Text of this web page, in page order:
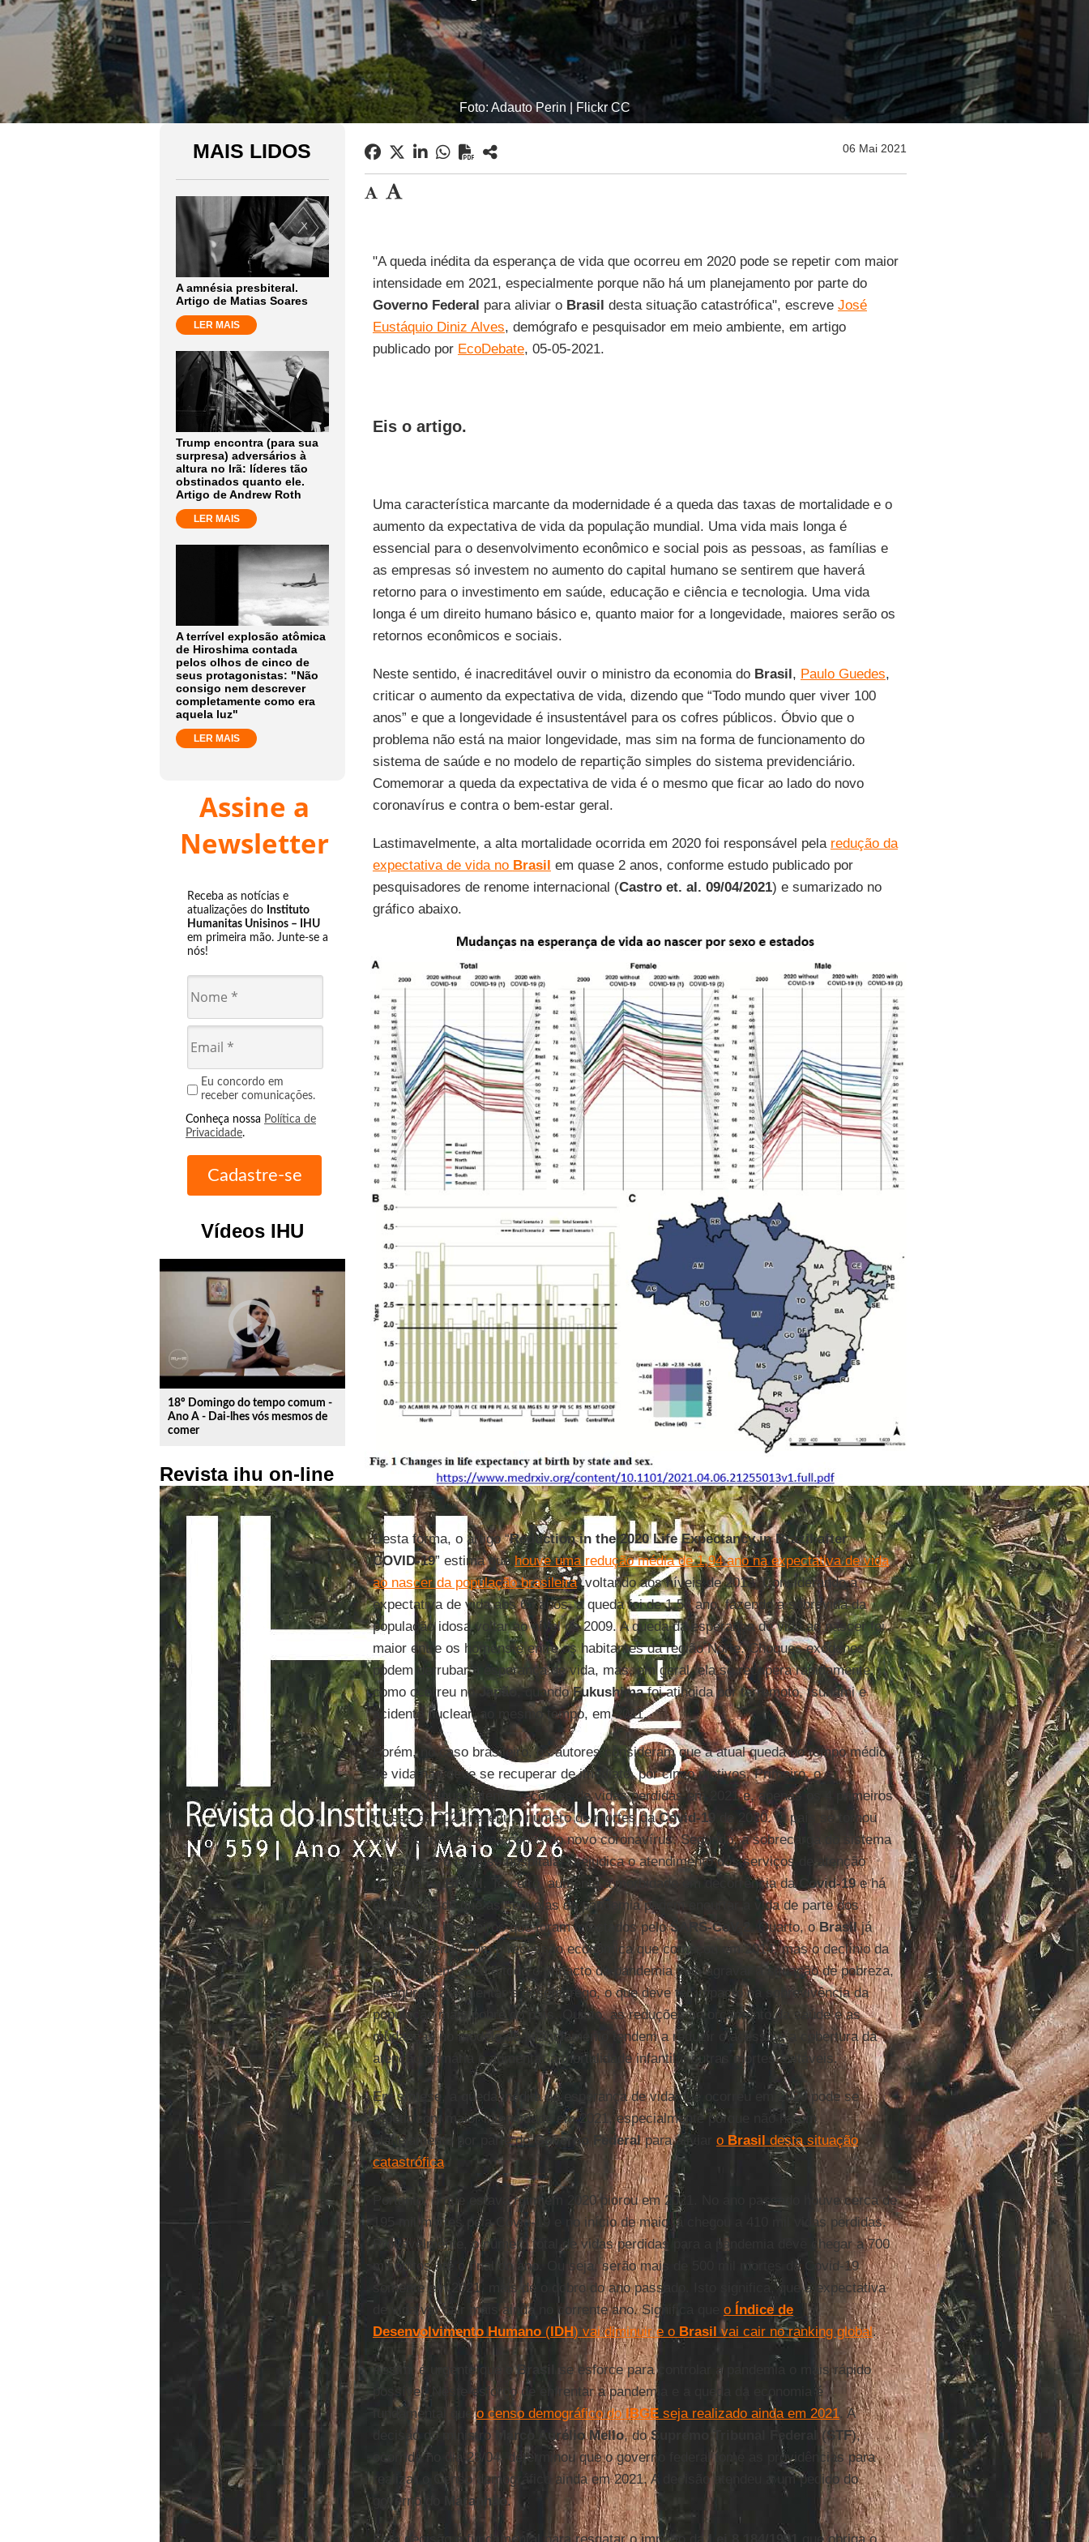
Foto: Adauto Perin | Flickr CC
MAIS LIDOS
A amnésia presbiteral.
Artigo de Matias Soares
LER MAIS
Trump encontra (para sua
surpresa) adversários à
altura no Irã: líderes tão
obstinados quanto ele.
Artigo de Andrew Roth
LER MAIS
A terrível explosão atômica
de Hiroshima contada
pelos olhos de cinco de
seus protagonistas: "Não
consigo nem descrever
completamente como era
aquela luz"
LER MAIS
Assine a
Newsletter
Receba as notícias e
atualizações do Instituto
Humanitas Unisinos – IHU
em primeira mão. Junte-se a
nós!
Eu concordo em
receber comunicações.
Conheça nossa Política de
Privacidade.
Vídeos IHU
play_circle_outline
18º Domingo do tempo comum -
Ano A - Dai-lhes vós mesmos de
comer
Revista ihu on-line
06 Mai 2021
"A queda inédita da esperança de vida que ocorreu em 2020 pode se repetir com maior
intensidade em 2021, especialmente porque não há um planejamento por parte do
Governo Federal para aliviar oBrasil desta situação catastrófica", escreve José
Eustáquio Diniz Alves, demógrafo e pesquisador em meio ambiente, em artigo
publicado por EcoDebate, 05-05-2021.
Eis o artigo.
Uma característica marcante da modernidade é a queda das taxas de mortalidade e o
aumento da expectativa de vida da população mundial. Uma vida mais longa é
essencial para o desenvolvimento econômico e social pois as pessoas, as famílias e
as empresas só investem no aumento do capital humano se sentirem que haverá
retorno para o investimento em saúde, educação e ciência e tecnologia. Uma vida
longa é um direito humano básico e, quanto maior for a longevidade, maiores serão os
retornos econômicos e sociais.
Neste sentido, é inacreditável ouvir o ministro da economia do Brasil, Paulo Guedes,
criticar o aumento da expectativa de vida, dizendo que “Todo mundo quer viver 100
anos” e que a longevidade é insustentável para os cofres públicos. Óbvio que o
problema não está na maior longevidade, mas sim na forma de funcionamento do
sistema de saúde e no modelo de repartição simples do sistema previdenciário.
Comemorar a queda da expectativa de vida é o mesmo que ficar ao lado do novo
coronavírus e contra o bem-estar geral.
Lastimavelmente, a alta mortalidade ocorrida em 2020 foi responsável pela redução da
expectativa de vida no Brasil em quase 2 anos, conforme estudo publicado por
pesquisadores de renome internacional (Castro et. al. 09/04/2021) e sumarizado no
gráfico abaixo.
Desta forma, o artigo “Reduction in the 2020 Life Expectancy in Brazil after
COVID-19” estima que houve uma redução média de 1,94 ano na expectativa de vida
ao nascer da população brasileira, voltando aos níveis de 2013. Considerando a
expectativa de vida aos 65 anos, a queda foi de 1,58 ano, fazendo a sobrevida da
população idosa voltar ao nível de 2009. A queda da esperança de vida ao nascer foi
maior entre os homens e entre os habitantes da região Norte. Choques exógenos
podem derrubar a esperança de vida, mas, em geral, ela se recupera rapidamente,
como ocorreu no
Japão , quandoFukushimafoi atingida por terremoto, tsunami e
acidente nuclear, ao mesmo tempo, em 2011.
Porém, no caso brasileiro, os autores consideram que a atual queda no tempo médio
de vida não deve se recuperar de imediato, por cinco motivos. Primeiro, o
Brasil continua batendo recordes de vidas perdidas em 2021 e, apenas os 4 primeiros
meses de 2021 repetiu o número de mortes daCovid-19
de 2020. O país se tornou
um berçário de novas cepas do novo coronavírus. Segundo, a sobrecarga do sistema
de saúde e o colapso hospitalar prejudica o atendimento dos serviços de atenção
primária no Brasil . Terceiro, aumenta a morbidade em decorrência da Covid-19e há
evidências de que as sequelas da pandemia podem encurtar a vida de parte dos
milhões de brasileiros que foram infectados peloSARS-CoV-2 . Quarto, oBrasiljá
vinha sofrendo com a recessão econômica que começou em 2014, mas o declínio da
economia em 2020 e todo o impacto da pandemia veio agravar a situação de pobreza,
insegurança alimentar e desemprego, o que deve ter impacto na sobrevivência da
população mais pobre do país. Quinto, as reduções no orçamento da saúde e as
mudanças no modelo de financiamento tendem a reduzir o acesso e a cobertura da
atenção primária e aumentar a mortalidade infantil e outras mortes evitáveis.
Em síntese, a queda inédita da esperança de vida que ocorreu em 2020 pode se
repetir com maior intensidade em 2021, especialmente porque não há um
planejamento por parte doGoverno Federalpara aliviar o Brasil desta situação
catastrófica.
Portanto, o que estava ruim em 2020 piorou em 2021. No ano passado houve cerca de
195 mil mortes pela Covid-19 e no início de maio já chegou a 410 mil vidas perdidas.
Provavelmente, o número total de vidas perdidas para a pandemia deve chegar a 700
mil óbitos até o final do ano. Ou seja, serão mais de 500 mil mortes da Covid-19
somente em 2021, mais de o dobro do ano passado. Isto significa, que a expectativa
de vida vai cair mais ainda no corrente ano. Significa que o Índice de
Desenvolvimento Humano(IDH) vai diminuir e o Brasil vai cair no ranking global.
Assim, é urgente que oBrasil
se esforce para controlar a pandemia o mais rápido
possível. Neste esforço de enfrentar a pandemia e a queda da economia é
fundamental queo censo demográfico doIBGEseja realizado ainda em 2021. A
decisão do ministro
Marco Aurélio Mello, doSupremo Tribunal Federal (STF),
ocorrida no dia 28/04, determinou que o governo federal tome as providências para
realizar o Censo demográfico ainda em 2021. A decisão atendeu a um pedido do
governo do
Maranhão.